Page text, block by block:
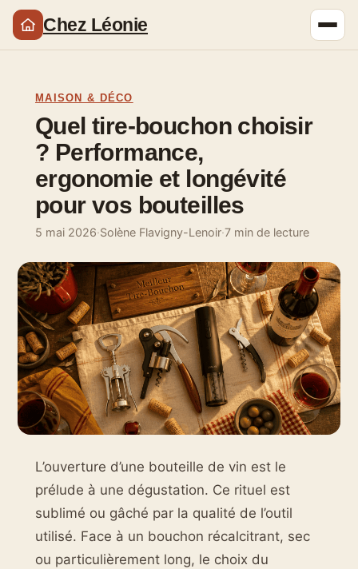
Chez Léonie
MAISON & DÉCO
Quel tire-bouchon choisir
? Performance,
ergonomie et longévité
pour vos bouteilles
5 mai 2026·Solène Flavigny-Lenoir·7 min de lecture
L’ouverture d’une bouteille de vin est le
prélude à une dégustation. Ce rituel est
sublimé ou gâché par la qualité de l’outil
utilisé. Face à un bouchon récalcitrant, sec
ou particulièrement long, le choix du